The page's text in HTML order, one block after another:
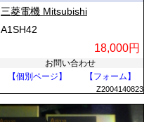
三菱電機 Mitsubishi
A1SH42
18,000円
お問い合わせ
【個別ページ】
【フォーム】
Z2004140823